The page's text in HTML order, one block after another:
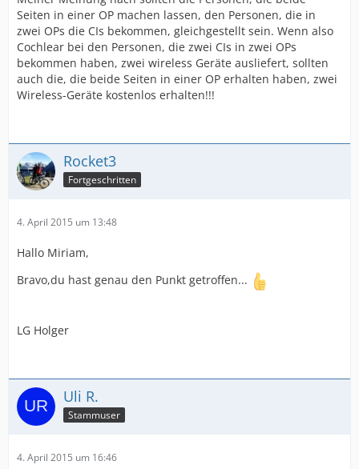
Seiten in einer OP machen lassen, den Personen, die in
zwei OPs die CIs bekommen, gleichgestellt sein. Wenn also
Cochlear bei den Personen, die zwei CIs in zwei OPs
bekommen haben, zwei wireless Geräte ausliefert, sollten
auch die, die beide Seiten in einer OP erhalten haben, zwei
Wireless-Geräte kostenlos erhalten!!!
Rocket3
Fortgeschritten
4. April 2015 um 13:48
Hallo Miriam,
Bravo,du hast genau den Punkt getroffen...
LG Holger
Uli R.
Stammuser
4. April 2015 um 16:46